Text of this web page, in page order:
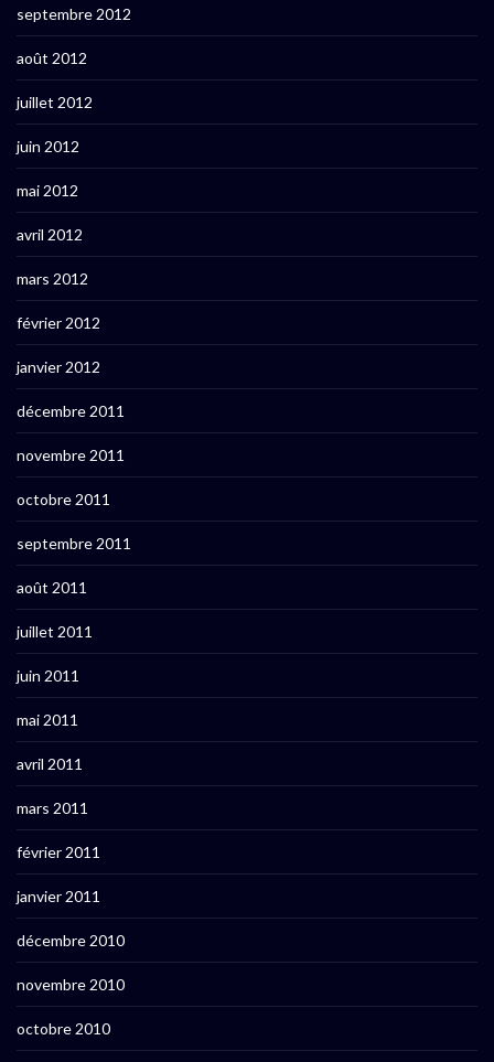
septembre 2012
août 2012
juillet 2012
juin 2012
mai 2012
avril 2012
mars 2012
février 2012
janvier 2012
décembre 2011
novembre 2011
octobre 2011
septembre 2011
août 2011
juillet 2011
juin 2011
mai 2011
avril 2011
mars 2011
février 2011
janvier 2011
décembre 2010
novembre 2010
octobre 2010